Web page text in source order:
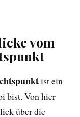
vom
ist ein
bist. Von hier
über die